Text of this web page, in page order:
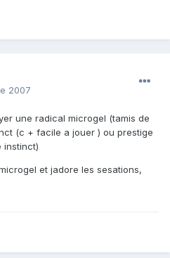
2007
une radical microgel (tamis de
(c + facile a jouer ) ou prestige
instinct)
et jadore les sesations,